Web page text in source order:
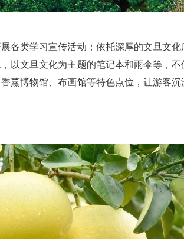
类学习宣传活动；依托深厚的文旦文化
以文旦文化为主题的笔记本和雨伞等，
薰博物馆、布画馆等特色点位，让游客